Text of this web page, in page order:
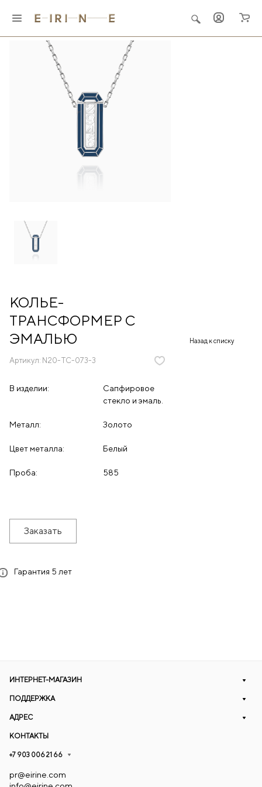
КОЛЬЕ-
ТРАНСФОРМЕР С
ЭМАЛЬЮ
Артикул: N20-TC-073-3
В изделии:
Сапфировое
стекло и эмаль.
Металл: Золото
Цвет металла: Белый
Проба: 585
Заказать
Гарантия 5 лет
Назад к списку
ИНТЕРНЕТ-МАГАЗИН
ПОДДЕРЖКА
АДРЕС
КОНТАКТЫ
+7 903 006 21 66
pr@eirine.com